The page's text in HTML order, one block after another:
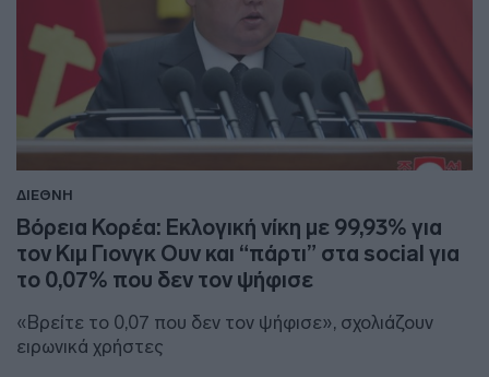
ΔΙΕΘΝΗ
Βόρεια Κορέα: Εκλογική νίκη με 99,93% για
τον Κιμ Γιονγκ Ουν και “πάρτι” στα social για
το 0,07% που δεν τον ψήφισε
«Βρείτε το 0,07 που δεν τον ψήφισε», σχολιάζουν
ειρωνικά χρήστες